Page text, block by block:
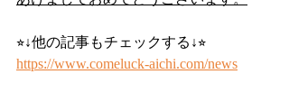
⭐︎↓他の記事もチェックする↓⭐︎
https://www.comeluck-aichi.com/news